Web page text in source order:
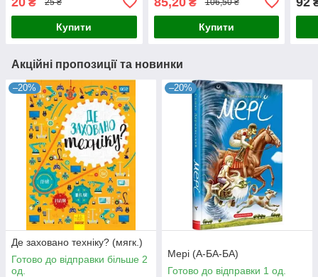
25 ₴
Купити
106,50 ₴
Купити
Акційні пропозиції та новинки
–20%
Де заховано техніку? (мягк.)
Готово до відправки більше 2
од.
–20%
Мері (А-БА-БА)
Готово до відправки 1 од.